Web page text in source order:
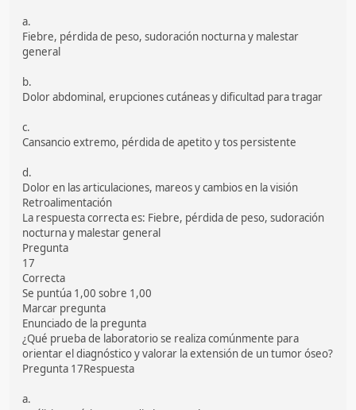
a.
Fiebre, pérdida de peso, sudoración nocturna y malestar
general
b.
Dolor abdominal, erupciones cutáneas y dificultad para tragar
c.
Cansancio extremo, pérdida de apetito y tos persistente
d.
Dolor en las articulaciones, mareos y cambios en la visión
Retroalimentación
La respuesta correcta es: Fiebre, pérdida de peso, sudoración
nocturna y malestar general
Pregunta
17
Correcta
Se puntúa 1,00 sobre 1,00
Marcar pregunta
Enunciado de la pregunta
¿Qué prueba de laboratorio se realiza comúnmente para
orientar el diagnóstico y valorar la extensión de un tumor óseo?
Pregunta 17Respuesta
a.